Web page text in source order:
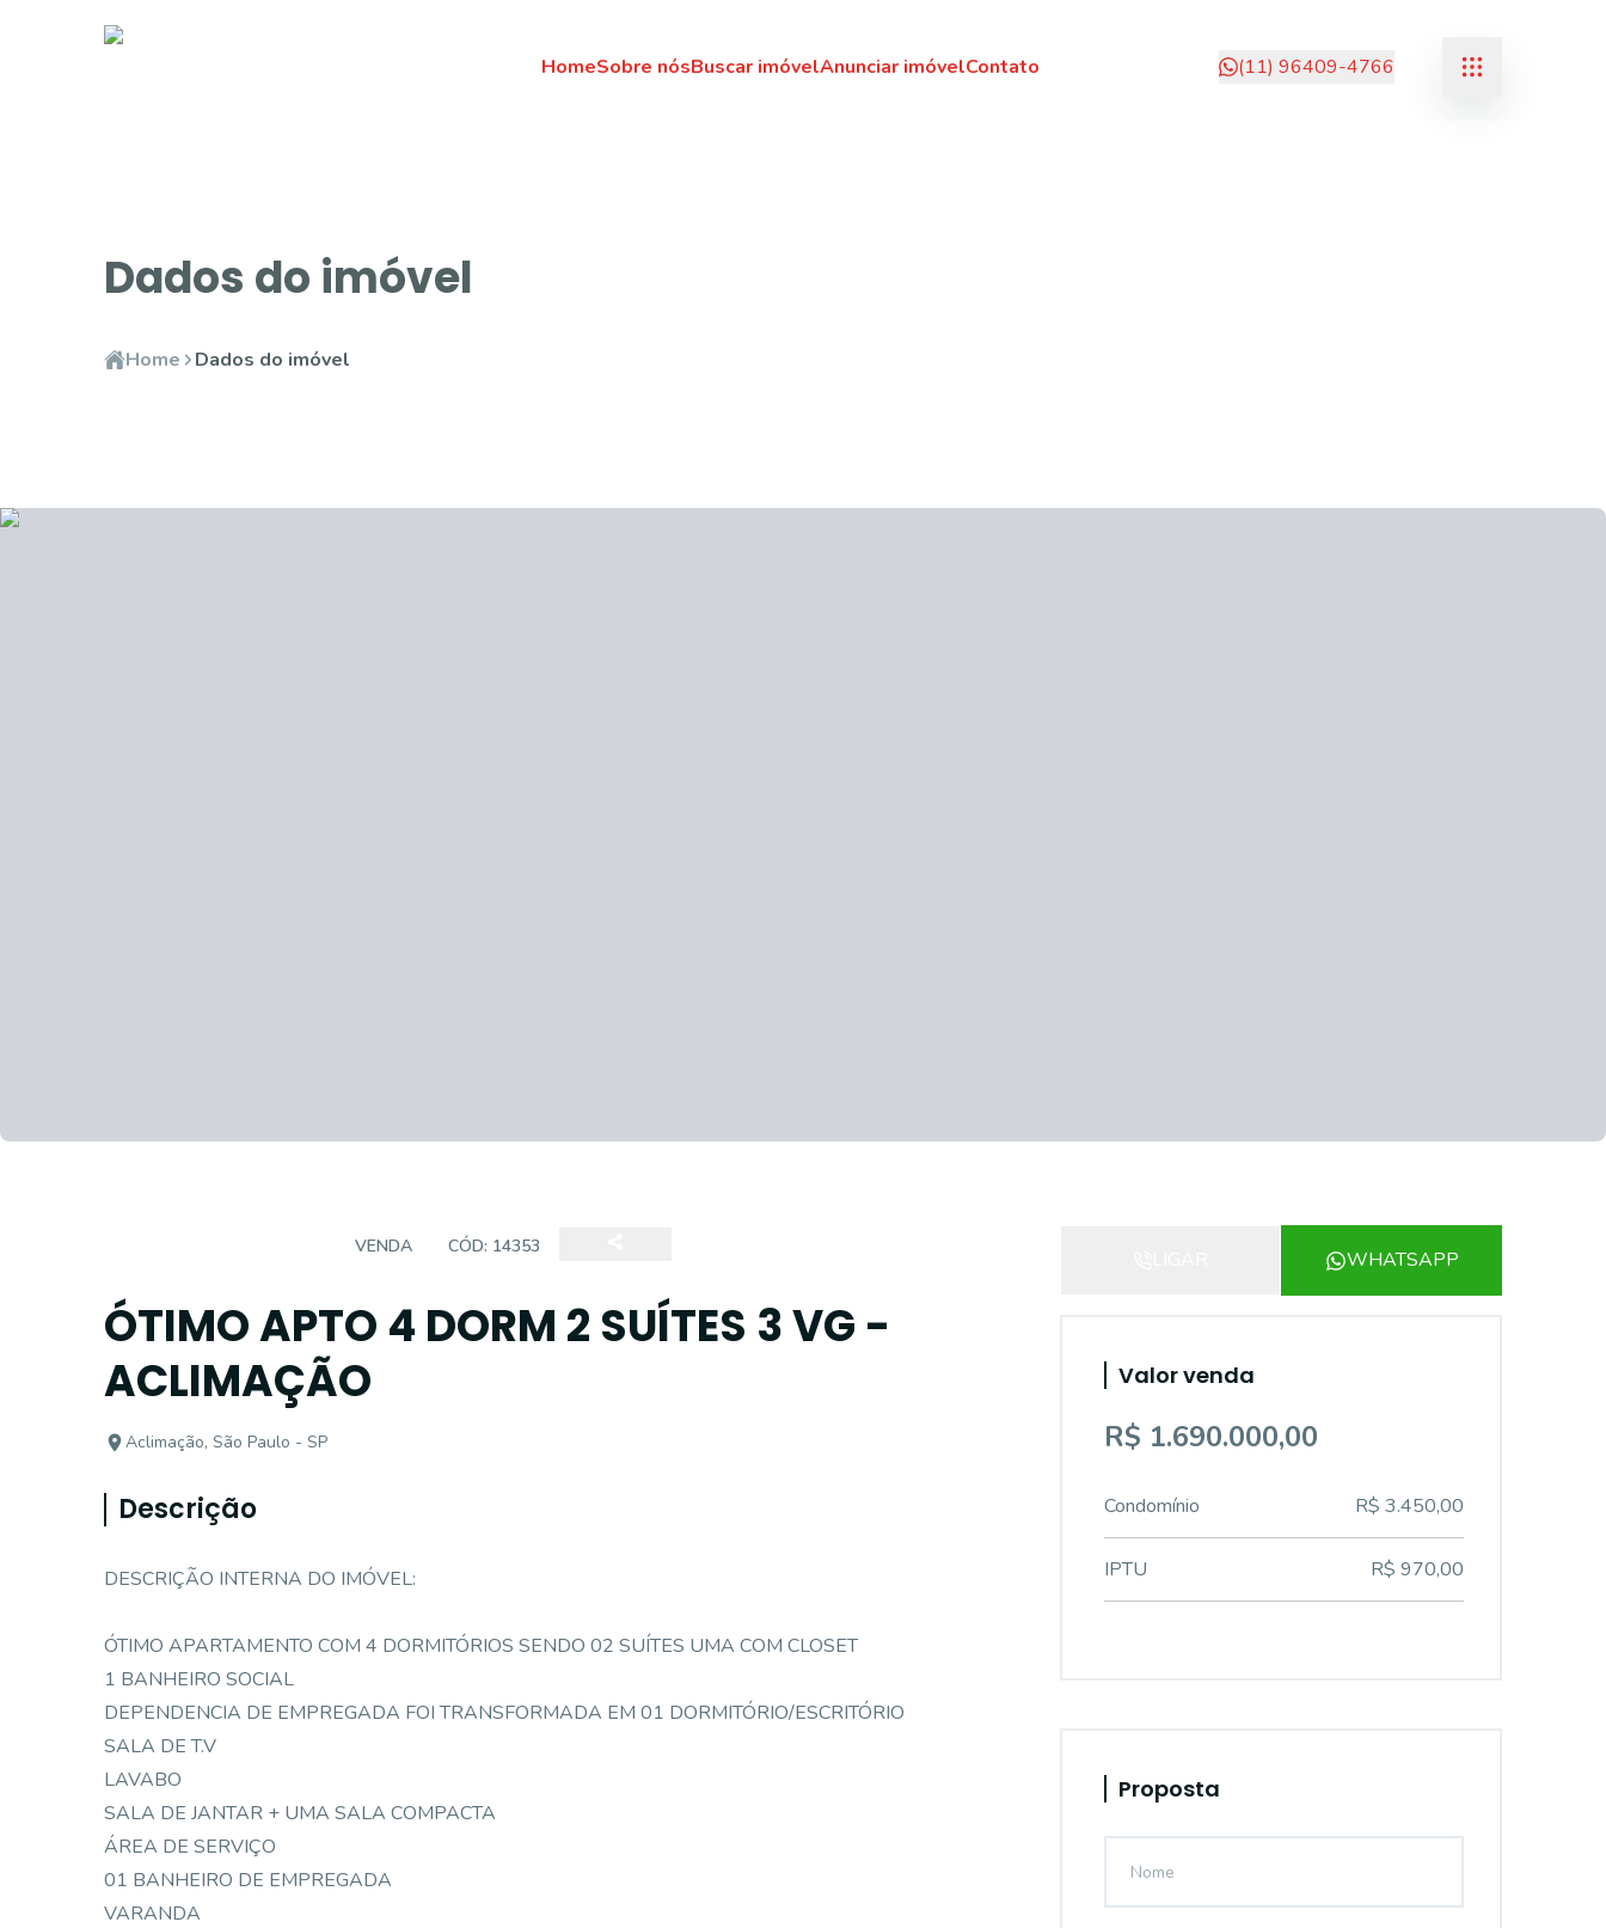
HomeSobre nósBuscar imóvelAnunciar imóvelContato (11) 96409-4766
Dados do imóvel
Home Dados do imóvel
VENDA CÓD: 14353
ÓTIMO APTO 4 DORM 2 SUÍTES 3 VG -
ACLIMAÇÃO
Aclimação, São Paulo - SP
Descrição
DESCRIÇÃO INTERNA DO IMÓVEL:
ÓTIMO APARTAMENTO COM 4 DORMITÓRIOS SENDO 02 SUÍTES UMA COM CLOSET
1 BANHEIRO SOCIAL
DEPENDENCIA DE EMPREGADA FOI TRANSFORMADA EM 01 DORMITÓRIO/ESCRITÓRIO
SALA DE T.V
LAVABO
SALA DE JANTAR + UMA SALA COMPACTA
ÁREA DE SERVIÇO
01 BANHEIRO DE EMPREGADA
VARANDA
WHATSAPP
Valor venda
R$ 1.690.000,00
Condomínio R$ 3.450,00
IPTU R$ 970,00
Proposta